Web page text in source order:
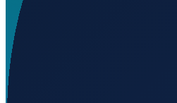
Sao Paulo